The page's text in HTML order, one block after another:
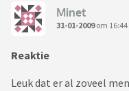
Minet
31-01-2009om 16:44
Reaktie
Leuk dat er al zoveel